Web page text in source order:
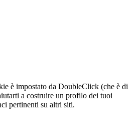
è impostato da DoubleClick (che è di
a costruire un profilo dei tuoi
pertinenti su altri siti.